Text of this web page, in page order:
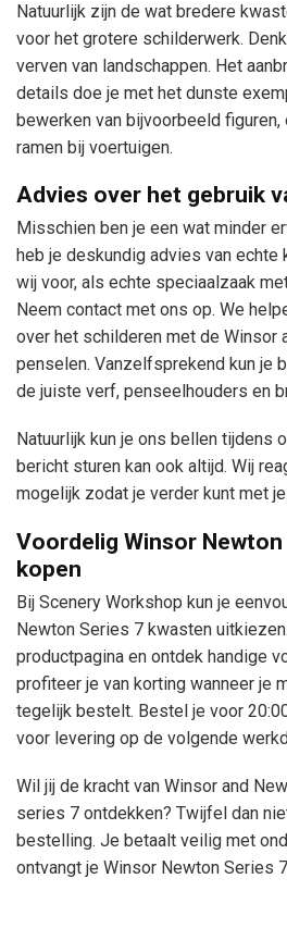
Natuurlijk zijn de wat bredere
voor het grotere schilderwerk.
verven van landschappen. Het
details doe je met het dunste
bewerken van bijvoorbeeld
ramen bij voertuigen.
Advies over het gebruik
Misschien ben je een wat minder
heb je deskundig advies van echte
wij voor, als echte speciaalzaak
Neem contact met ons op. We
over het schilderen met de Winsor
penselen. Vanzelfsprekend kun je
de juiste verf, penseelhouders en
Natuurlijk kun je ons bellen tijdens
bericht sturen kan ook altijd. Wij
mogelijk zodat je verder kunt met
Voordelig Winsor
kopen
Bij Scenery Workshop kun je
Newton Series 7 kwasten
productpagina en ontdek handige
profiteer je van korting wanneer je
tegelijk bestelt. Bestel je voor
voor levering op de volgende
Wil jij de kracht van Winsor and
series 7 ontdekken? Twijfel dan
bestelling. Je betaalt veilig met
ontvangt je Winsor Newton Series